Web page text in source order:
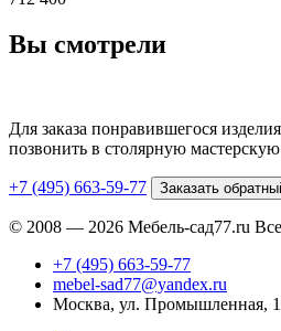
Вы смотрели
Для заказа понравившегося
позвонить в столярную
+7 (495) 663-59-77 Заказать
© 2008 — 2026 Мебель-сад77.ru
+7 (495) 663-59-77
mebel-sad77@yandex.ru
Москва, ул. Промышленная,